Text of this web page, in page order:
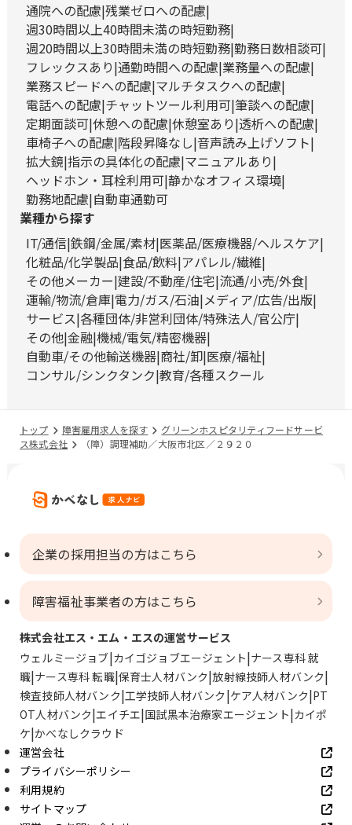
通院への配慮 残業ゼロへの配慮
週30時間以上40時間未満の時短勤務
週20時間以上30時間未満の時短勤務 勤務日数相談可
フレックスあり 通勤時間への配慮 業務量への配慮
業務スピードへの配慮 マルチタスクへの配慮
電話への配慮 チャットツール利用可 筆談への配慮
定期面談可 休憩への配慮 休憩室あり 透析への配慮
車椅子への配慮 階段昇降なし 音声読み上げソフト
拡大鏡 指示の具体化の配慮 マニュアルあり
ヘッドホン・耳栓利用可 静かなオフィス環境
勤務地配慮 自動車通勤可
業種から探す
IT/通信 鉄鋼/金属/素材 医薬品/医療機器/ヘルスケア
化粧品/化学製品 食品/飲料 アパレル/繊維
その他メーカー 建設/不動産/住宅 流通/小売/外食
運輸/物流/倉庫 電力/ガス/石油 メディア/広告/出版
サービス 各種団体/非営利団体/特殊法人/官公庁
その他 金融 機械/電気/精密機器
自動車/その他輸送機器 商社/卸 医療/福祉
コンサル/シンクタンク 教育/各種スクール
トップ 障害雇用求人を探す
グリーンホスピタリティフードサービ
ス株式会社
（障）調理補助／大阪市北区／２９２０
企業の採用担当の方はこちら
障害福祉事業者の方はこちら
株式会社エス・エム・エスの運営サービス
ウェルミージョブ カイゴジョブエージェント ナース専科 就
職 ナース専科 転職 保育士人材バンク 放射線技師人材バンク
検査技師人材バンク 工学技師人材バンク ケア人材バンク PT
OT人材バンク エイチエ 国試黒本治療家エージェント カイポ
ケ かべなしクラウド
運営会社
プライバシーポリシー
利用規約
サイトマップ